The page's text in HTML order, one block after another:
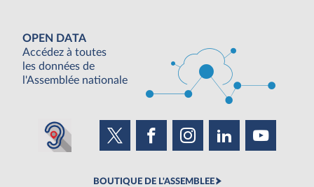
OPEN DATA
Accédez à toutes
les données de
l'Assemblée nationale
BOUTIQUE DE L'ASSEMBLEE